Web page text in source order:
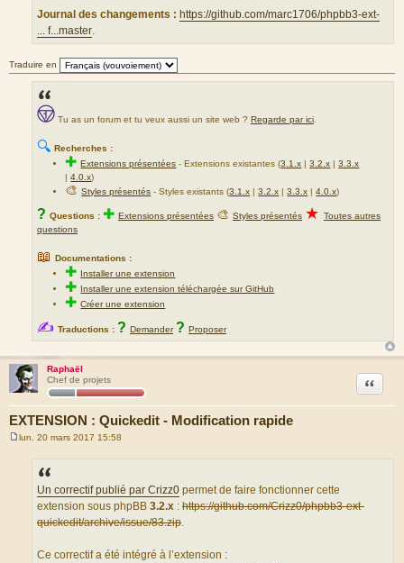
Journal des changements : https://github.com/marc1706/phpbb3-ext-
... f...master.
Traduire en
Tu as un forum et tu veux aussi un site web ? Regarde par ici
🔍 Recherches :
✚Extensions présentées -Extensions existantes (3.1.x |3.2.x |3.3.x
|4.0.x)
🎨Styles présentés - Styles existants (3.1.x |3.2.x |3.3.x |4.0.x)
? Questions : ✚ Extensions présentées 🎨 Styles présentés ★ Toutes autres
questions
📖 Documentations :
✚ Installer une extension
✚ Installer une extension téléchargée sur GitHub
✚Créer une extension
✍ Traductions : ? Demander ? Proposer
Raphaël
Chef de projets
EXTENSION : Quickedit - Modification rapide
Citation
lun. 20 mars 2017 15:58
Un correctif publié par Crizz0 permet de faire fonctionner cette
extension sous phpBB 3.2.x : https://github.com/Crizz0/phpbb3-ext-
quickedit/archive/issue/83.zip.
Ce correctif a été intégré à l’extension :